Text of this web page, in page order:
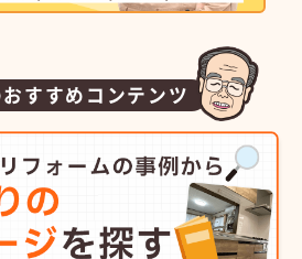
すすめコンテンツ